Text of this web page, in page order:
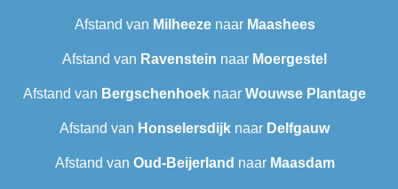
Afstand van Milheezenaar Maashees
Afstand van Ravenstein naar Moergestel
Afstand van Bergschenhoek naar Wouwse Plantage
Afstand van Honselersdijk naar Delfgauw
Afstand van Oud-Beijerland naar Maasdam